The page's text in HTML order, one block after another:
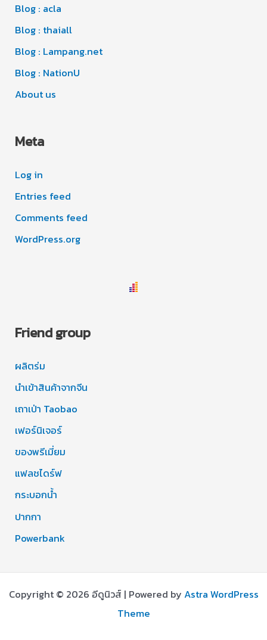
v
e
s
Blog : acla
Blog : thaiall
Blog : Lampang.net
Blog : NationU
About us
Meta
Log in
Entries feed
Comments feed
WordPress.org
Friend group
ผลิตร่ม
นำเข้าสินค้าจากจีน
เถาเป่า Taobao
เฟอร์นิเจอร์
ของพรีเมี่ยม
แฟลชไดร์ฟ
กระบอกน้ำ
ปากกา
Powerbank
Copyright © 2026 อีดูนิวส์ | Powered by Astra WordPress
Theme